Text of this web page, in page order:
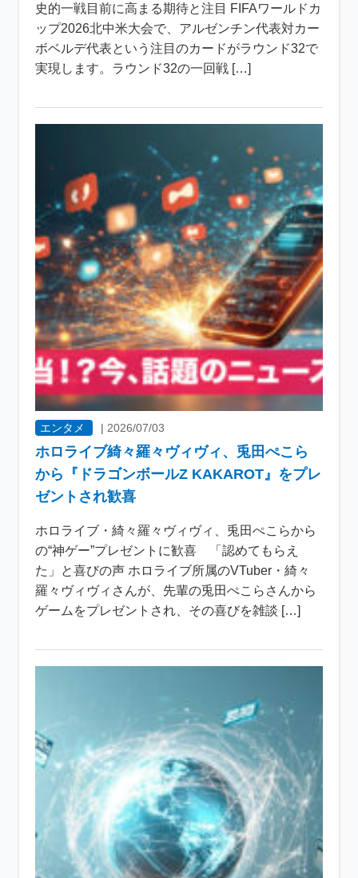
史的一戦目前に高まる期待と注目 FIFAワールドカ
ップ2026北中米大会で、アルゼンチン代表対カー
ボベルデ代表という注目のカードがラウンド32で
実現します。ラウンド32の一回戦 […]
エンタメ | 2026/07/03
ホロライブ綺々羅々ヴィヴィ、兎田ぺこら
から『ドラゴンボールZ KAKAROT』をプレ
ゼントされ歓喜
ホロライブ・綺々羅々ヴィヴィ、兎田ぺこらから
の“神ゲー”プレゼントに歓喜 「認めてもらえ
た」と喜びの声 ホロライブ所属のVTuber・綺々
羅々ヴィヴィさんが、先輩の兎田ぺこらさんから
ゲームをプレゼントされ、その喜びを雑談 […]